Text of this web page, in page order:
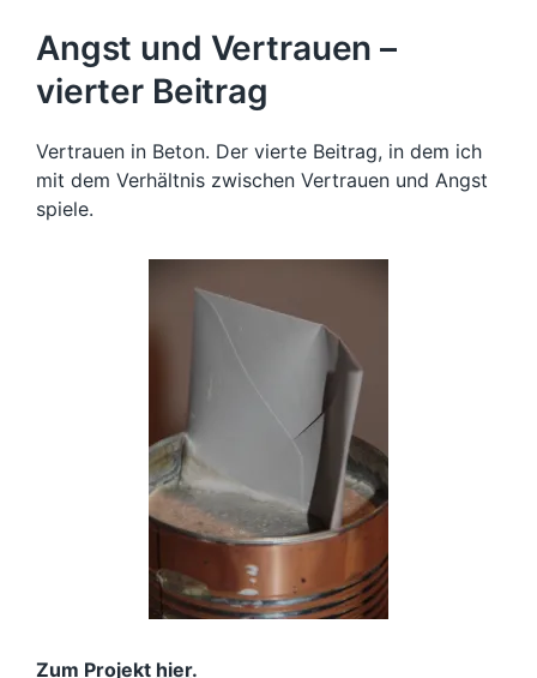
Angst und Vertrauen –
vierter Beitrag
Vertrauen in Beton. Der vierte Beitrag, in dem ich
mit dem Verhältnis zwischen Vertrauen und Angst
spiele.
Zum Projekt hier.